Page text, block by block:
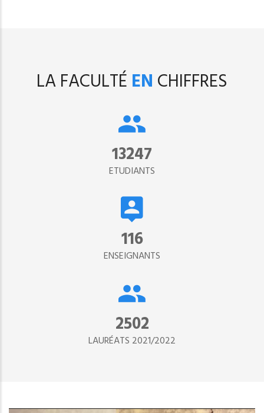
LA FACULTÉ EN CHIFFRES
15302
ETUDIANTS
134
ENSEIGNANTS
2890
LAURÉATS 2021/2022